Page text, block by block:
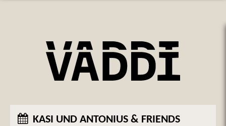
KASI UND ANTONIUS & FRIENDS